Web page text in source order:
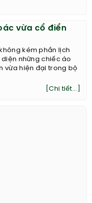
vừa cổ điển
kém phần lịch
diện những chiếc áo
vừa hiện đại trong bộ
[Chi tiết...]